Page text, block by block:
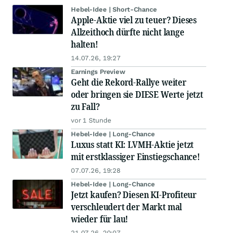
Hebel-Idee | Short-Chance
Apple-Aktie viel zu teuer? Dieses
Allzeithoch dürfte nicht lange
halten!
14.07.26, 19:27
Earnings Preview
Geht die Rekord-Rallye weiter
oder bringen sie DIESE Werte jetzt
zu Fall?
vor 1 Stunde
Hebel-Idee | Long-Chance
Luxus statt KI: LVMH-Aktie jetzt
mit erstklassiger Einstiegschance!
07.07.26, 19:28
Hebel-Idee | Long-Chance
Jetzt kaufen? Diesen KI-Profiteur
verschleudert der Markt mal
wieder für lau!